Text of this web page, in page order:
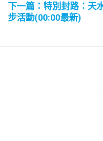
下一篇：特別封路：天
步活動(00:00最新)